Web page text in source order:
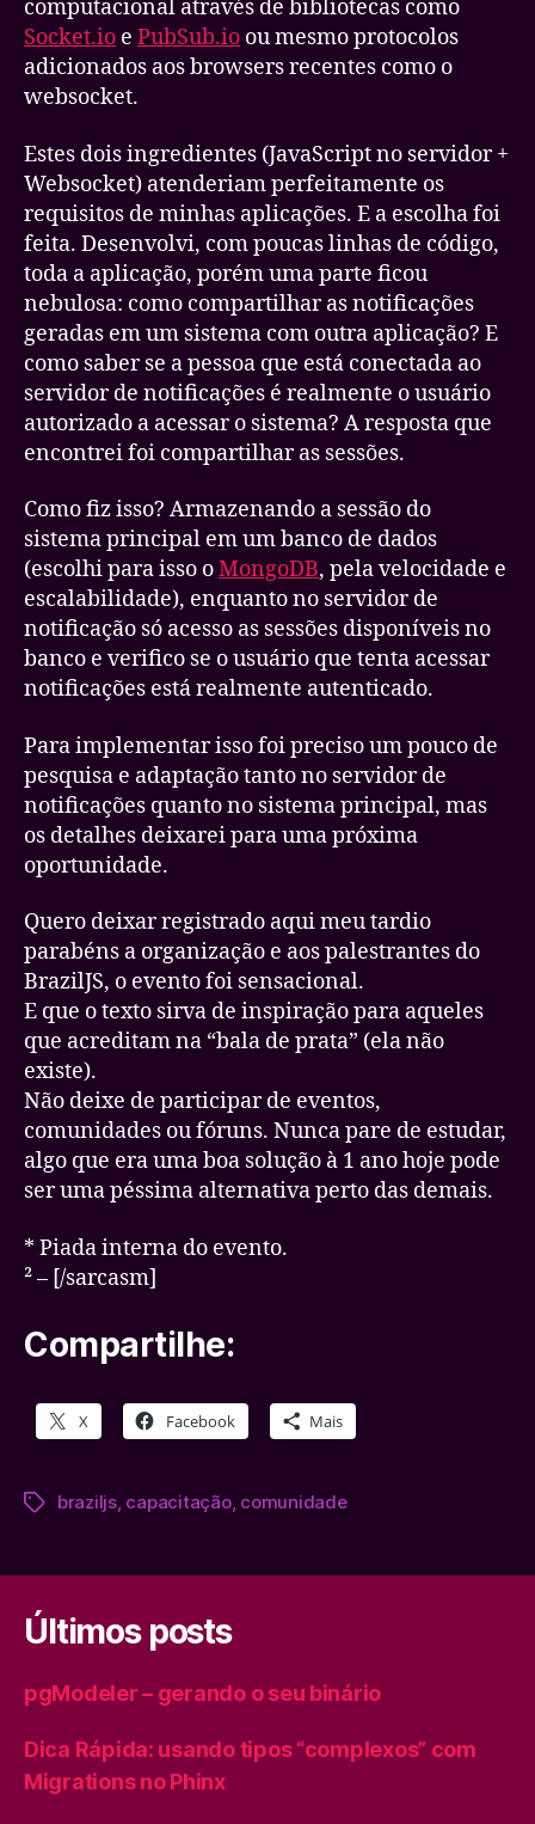
computacional através de bibliotecas como
Socket.io e PubSub.io ou mesmo protocolos
adicionados aos browsers recentes como o
websocket.
Estes dois ingredientes (JavaScript no servidor +
Websocket) atenderiam perfeitamente os
requisitos de minhas aplicações. E a escolha foi
feita. Desenvolvi, com poucas linhas de código,
toda a aplicação, porém uma parte ficou
nebulosa: como compartilhar as notificações
geradas em um sistema com outra aplicação? E
como saber se a pessoa que está conectada ao
servidor de notificações é realmente o usuário
autorizado a acessar o sistema? A resposta que
encontrei foi compartilhar as sessões.
Como fiz isso? Armazenando a sessão do
sistema principal em um banco de dados
(escolhi para isso oMongoDB, pela velocidade e
escalabilidade), enquanto no servidor de
notificação só acesso as sessões disponíveis no
banco e verifico se o usuário que tenta acessar
notificações está realmente autenticado.
Para implementar isso foi preciso um pouco de
pesquisa e adaptação tanto no servidor de
notificações quanto no sistema principal, mas
os detalhes deixarei para uma próxima
oportunidade.
Quero deixar registrado aqui meu tardio
parabéns a organização e aos palestrantes do
BrazilJS, o evento foi sensacional.
E que o texto sirva de inspiração para aqueles
que acreditam na “bala de prata” (ela não
existe).
Não deixe de participar de eventos,
comunidades ou fóruns. Nunca pare de estudar,
algo que era uma boa solução à 1 ano hoje pode
ser uma péssima alternativa perto das demais.
* Piada interna do evento.
² – [/sarcasm]
Compartilhe:
X Facebook Mais
Tagsbraziljs, capacitação, comunidade
Últimos posts
pgModeler – gerando o seu binário
Dica Rápida: usando tipos “complexos” com
Migrations no Phinx